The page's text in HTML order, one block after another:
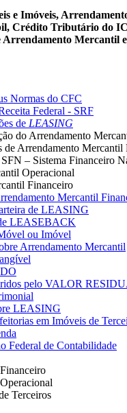
e Imóveis,
Crédito Tributário do
Arrendamento
Normas do CFC
Federal - SRF
de LEASING
do Arrendamento
Arrendamento Mercantil
– Sistema Financeiro
Operacional
Financeiro
Mercantil
de LEASING
LEASEBACK
ou Imóvel
Arrendamento Mercantil
pelo VALOR
LEASING
em Imóveis de
Federal de Contabilidade
Terceiros